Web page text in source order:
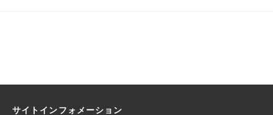
サイトインフォメーション